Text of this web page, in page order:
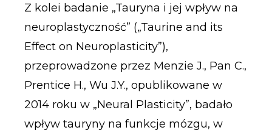
Z kolei badanie „Tauryna i jej wpływ na
neuroplastyczność” („Taurine and its
Effect on Neuroplasticity”),
przeprowadzone przez Menzie J., Pan C.,
Prentice H., Wu J.Y., opublikowane w
2014 roku w „Neural Plasticity”, badało
wpływ tauryny na funkcje mózgu, w